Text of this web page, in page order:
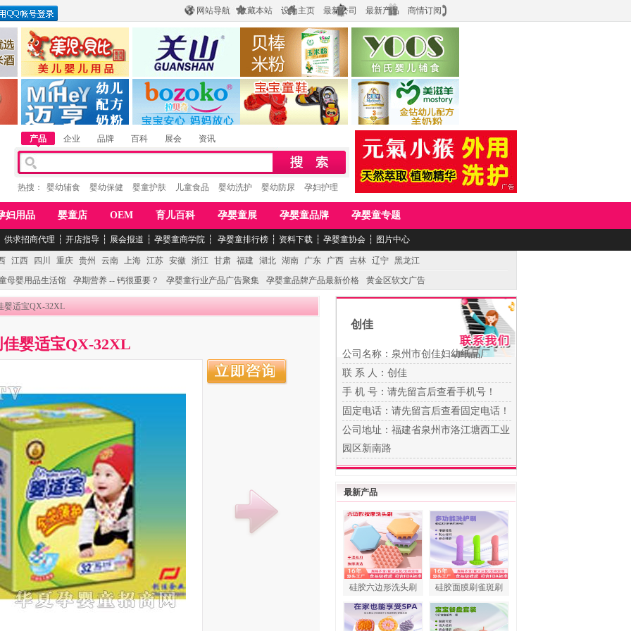
网站导航 收藏本站 设为主页 最新公司 最新产品 商情订阅
惠州市美儿婴儿用品公司
湖南迈亨母婴用品有限公司
陕西关山乳业有限公司
香港欧嘻高婴童用品公司
江西贝棒儿童食品 上海怡氏食品科技有限公司
湖南美滋生物科技有限公司
产品 企业 品牌 百科 展会 资讯
热搜： 婴幼辅食 婴幼保健 婴童护肤 儿童食品 婴幼洗护 婴幼防尿 孕妇护理
妇用品 婴童店 OEM 育儿百科 孕婴童展 孕婴童品牌 孕婴童专题
供求招商代理 ┆ 开店指导 ┆ 展会报道 ┆ 孕婴童商学院 ┆ 孕婴童排行榜 ┆ 资料下载 ┆ 孕婴童协会 ┆ 图片中心
江西 四川 重庆 贵州 云南 上海 江苏 安徽 浙江 甘肃 福建 湖北 湖南 广东 广西 吉林 辽宁 黑龙江
母婴用品生活馆
孕期营养 -- 钙很重要？ 孕婴童行业产品广告聚集 孕婴童品牌产品最新价格 黄金区软文广告
婴适宝QX-32XL
佳婴适宝QX-32XL
创佳
公司名称：泉州市创佳妇幼纸品厂
联 系 人：创佳
手 机 号： 请先留言后查看手机号！
固定电话： 请先留言后查看固定电话！
公司地址：福建省泉州市洛江塘西工业
园区新南路
最新产品
硅胶六边形洗头刷 硅胶面膜刷雀斑刷